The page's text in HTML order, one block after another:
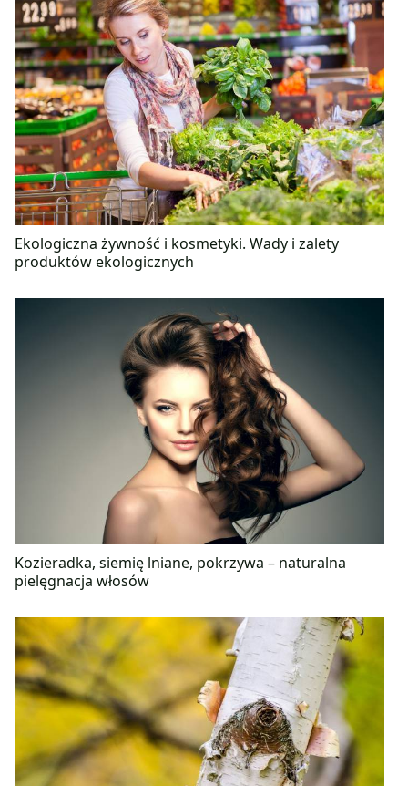
Ekologiczna żywność i kosmetyki. Wady i zalety
produktów ekologicznych
Kozieradka, siemię lniane, pokrzywa – naturalna
pielęgnacja włosów